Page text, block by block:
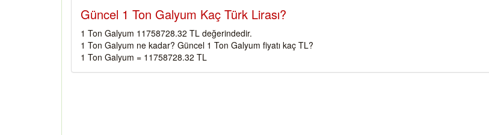
Güncel 1 Ton Galyum Kaç Türk Lirası?
1 Ton Galyum 11758728.32 TL değerindedir.
1 Ton Galyum ne kadar? Güncel 1 Ton Galyum fiyatı kaç TL?
1 Ton Galyum = 11758728.32 TL